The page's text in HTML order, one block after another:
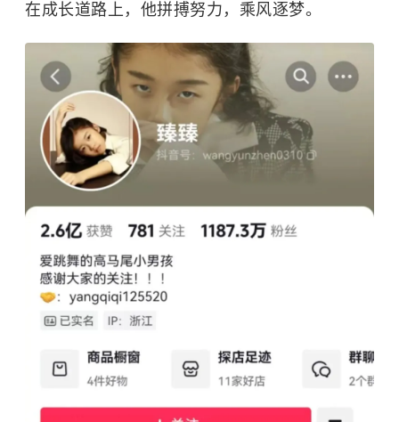
在成长道路上，他拼搏努力，乘风逐梦。